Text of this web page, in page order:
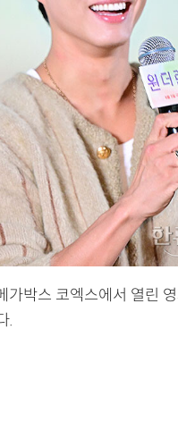
박스 코엑스에서 열린 영
.